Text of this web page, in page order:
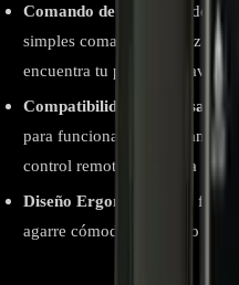
Comando de Voz:
Accede a
simples comandos de voz.
encuentra tu programa
Compatibilidad Universal
para funcionar con una amplia
control remoto elimina la
Diseño Ergonómico:
Su
agarre cómodo, haciendo su